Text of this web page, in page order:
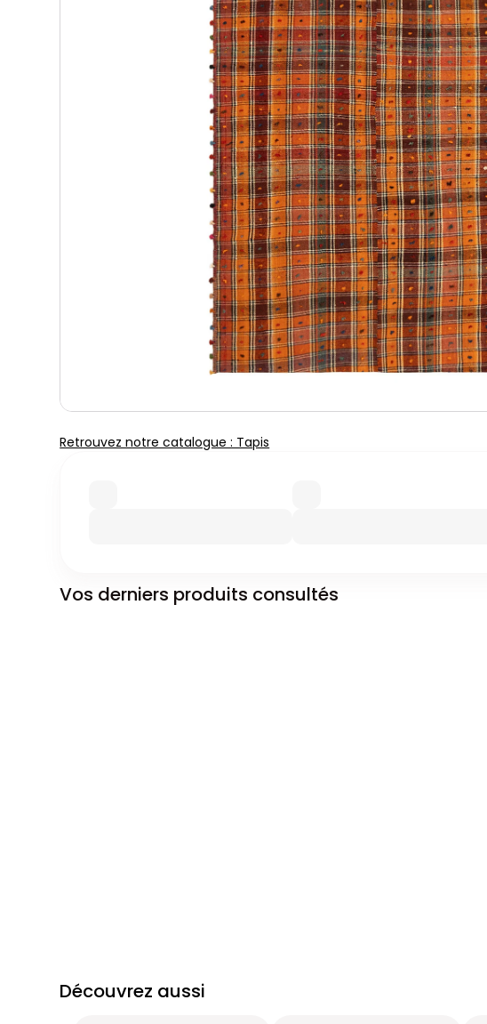
Retrouvez notre catalogue : Tapis
Vos derniers produits consultés
Découvrez aussi